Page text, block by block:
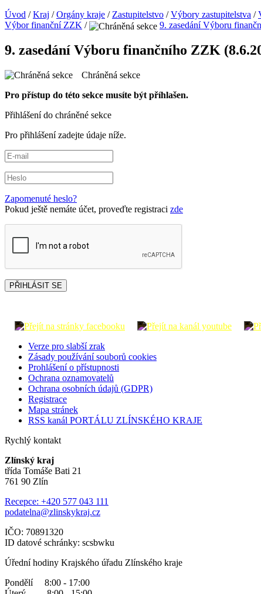
Úvod /Kraj /Orgány kraje / Zastupitelstvo /Výbory zastupitelstva /
Výbor finanční ZZK / 9. zasedání Výboru
9. zasedání Výboru finančního ZZK
Chráněná sekce
Pro přístup do této sekce musíte být příhlašen.
Přihlášení do chráněné sekce
Pro přihlášení zadejte údaje níže.
Zapomenuté heslo?
Pokud ještě nemáte účet, proveďte registraci zde
PŘIHLÁSIT SE
Verze pro slabší zrak
Zásady používání souborů cookies
Prohlášení o přístupnosti
Ochrana oznamovatelů
Ochrana osobních údajů (GDPR)
Registrace
Mapa stránek
RSS kanál PORTÁLU ZLÍNSKÉHO KRAJE
Rychlý kontakt
Zlínský kraj
třída Tomáše Bati 21
761 90 Zlín
Recepce: +420 577 043 111
podatelna@zlinskykraj.cz
IČO: 70891320
ID datové schránky: scsbwku
Úřední hodiny Krajského úřadu Zlínského kraje
Pondělí 8:00 - 17:00